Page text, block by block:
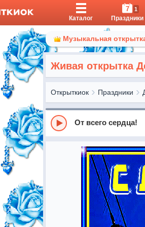
Каталог
7 1
Праздники
Музыкальная
Живая открытка
Открыткиок Праздники
От всего сердца!